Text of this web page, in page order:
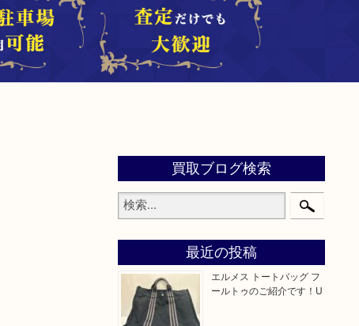
買取ブログ検索
最近の投稿
エルメス トートバッグ フ
ールトゥのご紹介です！U